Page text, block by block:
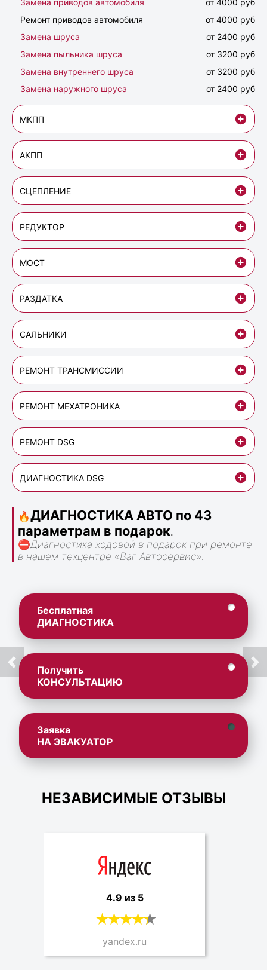
Замена приводов автомобиля
от 4000 руб
Ремонт приводов автомобиля
от 4000 руб
Замена шруса
от 2400 руб
Замена пыльника шруса
от 3200 руб
Замена внутреннего шруса
от 3200 руб
Замена наружного шруса
от 2400 руб
МКПП
АКПП
СЦЕПЛЕНИЕ
РЕДУКТОР
МОСТ
РАЗДАТКА
САЛЬНИКИ
РЕМОНТ ТРАНСМИССИИ
РЕМОНТ МЕХАТРОНИКА
РЕМОНТ DSG
ДИАГНОСТИКА DSG
🔥ДИАГНОСТИКА АВТО по 43
параметрам в подарок.
⛔Диагностика ходовой в подарок при ремонте
в нашем техцентре «Ваг Автосервис».
Бесплатная
ДИАГНОСТИКА
Получить
КОНСУЛЬТАЦИЮ
Заявка
НА ЭВАКУАТОР
НЕЗАВИСИМЫЕ ОТЗЫВЫ
4.9 из 5
yandex.ru